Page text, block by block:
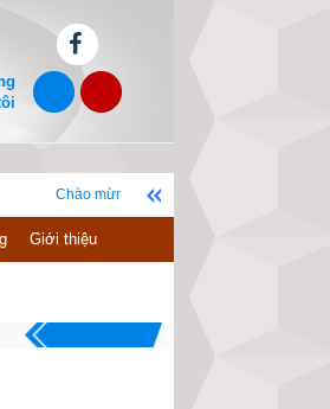
mừng bạn đến với website xemvm.com, chúc
Giới thiệu